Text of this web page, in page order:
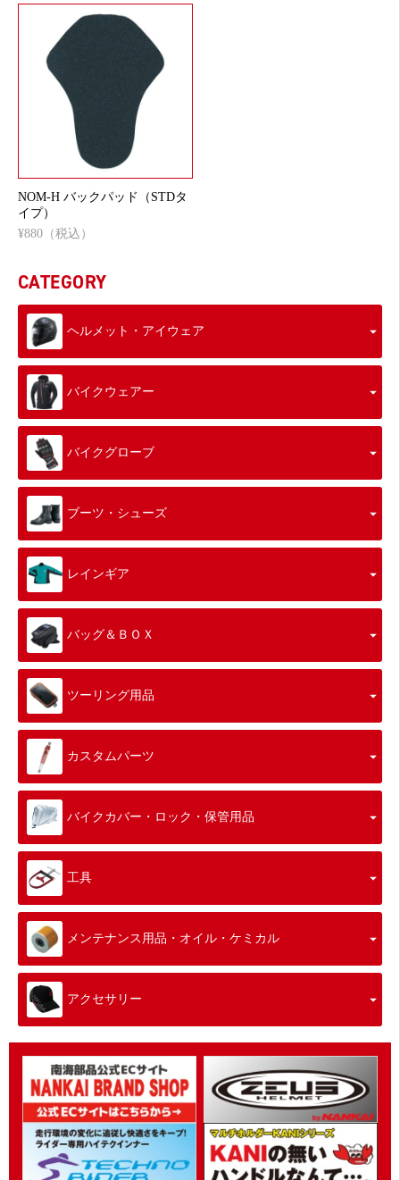
NOM-H バックパッド（STDタ
イプ）
¥880（税込）
CATEGORY
ヘルメット・アイウェア
バイクウェアー
バイクグローブ
ブーツ・シューズ
レインギア
バッグ＆ＢＯＸ
ツーリング用品
カスタムパーツ
バイクカバー・ロック・保管用品
工具
メンテナンス用品・オイル・ケミカル
アクセサリー